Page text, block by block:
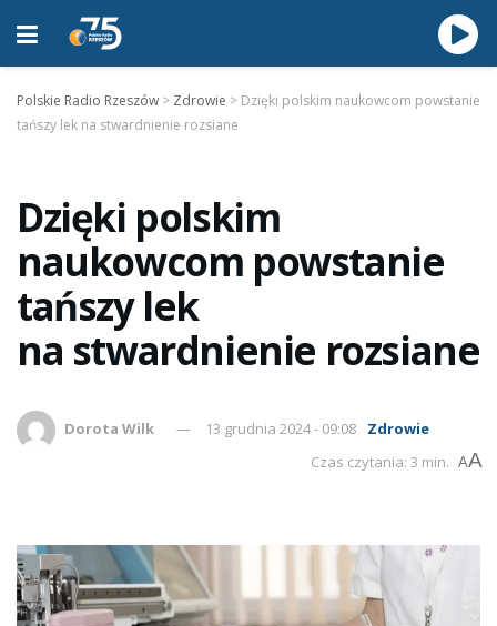
Polskie Radio Rzeszów > Zdrowie > Dzięki polskim naukowcom powstanie
tańszy lek na stwardnienie rozsiane
Dzięki polskim
naukowcom powstanie
tańszy lek
na stwardnienie rozsiane
Dorota Wilk 13 grudnia 2024 - 09:08
Zdrowie
Czas czytania: 3 min. AA